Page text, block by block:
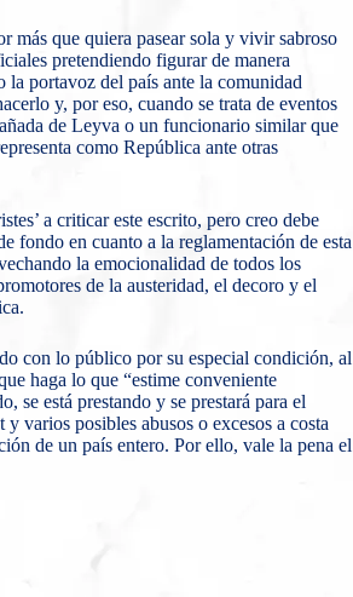
más que quiera pasear sola y vivir sabroso
pretendiendo figurar de manera
la portavoz del país ante la comunidad
y, por eso, cuando se trata de eventos
de Leyva o un funcionario similar que
como República ante otras
a criticar este escrito, pero creo debe
fondo en cuanto a la reglamentación de esta
la emocionalidad de todos los
de la austeridad, el decoro y el
con lo público por su especial condición, al
haga lo que “estime conveniente
se está prestando y se prestará para el
varios posibles abusos o excesos a costa
de un país entero. Por ello, vale la pena el